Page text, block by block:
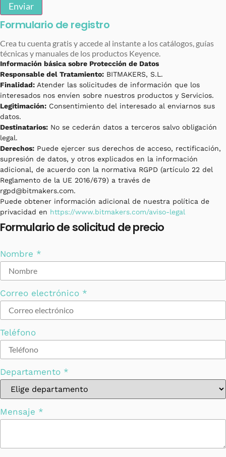
Enviar
Formulario de registro
Crea tu cuenta gratis y accede al instante a los catálogos, guías
técnicas y manuales de los productos Keyence.
Información básica sobre Protección de Datos
Responsable del Tratamiento: BITMAKERS, S.L.
Finalidad: Atender las solicitudes de información que los
interesados nos envíen sobre nuestros productos y Servicios.
Legitimación: Consentimiento del interesado al enviarnos sus
datos.
Destinatarios: No se cederán datos a terceros salvo obligación
legal.
Derechos: Puede ejercer sus derechos de acceso, rectificación,
supresión de datos, y otros explicados en la información
adicional, de acuerdo con la normativa RGPD (artículo 22 del
Reglamento de la UE 2016/679) a través de
rgpd@bitmakers.com.
Puede obtener información adicional de nuestra política de
privacidad en https://www.bitmakers.com/aviso-legal
Formulario de solicitud de precio
Nombre *
Correo electrónico *
Teléfono
Departamento *
Mensaje *